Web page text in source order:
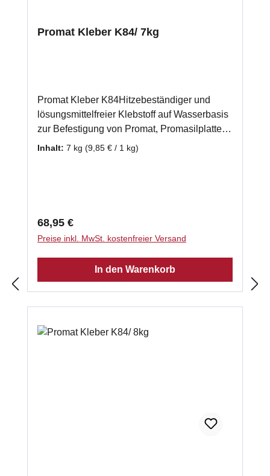
Promat Kleber K84/ 7kg
Promat Kleber K84Hitzebeständiger und
lösungsmittelfreier Klebstoff auf Wasserbasis
zur Befestigung von Promat, Promasilplatten
und Wärmedämmplatten. Auch zur
Abbindezeit: 8 h Laut Herstellerempfehlung
benötigen Sie ca. 2kg Promasilkleber je m²
Promasilplatte.
Inhalt: 7 kg (9,85 € / 1 kg)
Regulärer Preis:
68,95 €
Preise inkl. MwSt. kostenfreier Versand
In den Warenkorb